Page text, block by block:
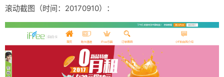
滚动截图（时间：20170910）：